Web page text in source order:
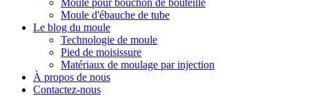
Moule pour bouchon de bouteille
Moule d'ébauche de tube
Le blog du moule
Technologie de moule
Pied de moisissure
Matériaux de moulage par injection
À propos de nous
Contactez-nous